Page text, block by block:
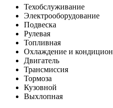
Техобслуживание
Электрооборудование
Подвеска
Рулевая
Топливная
Охлаждение и
Двигатель
Трансмиссия
Тормоза
Кузовной
Выхлопная